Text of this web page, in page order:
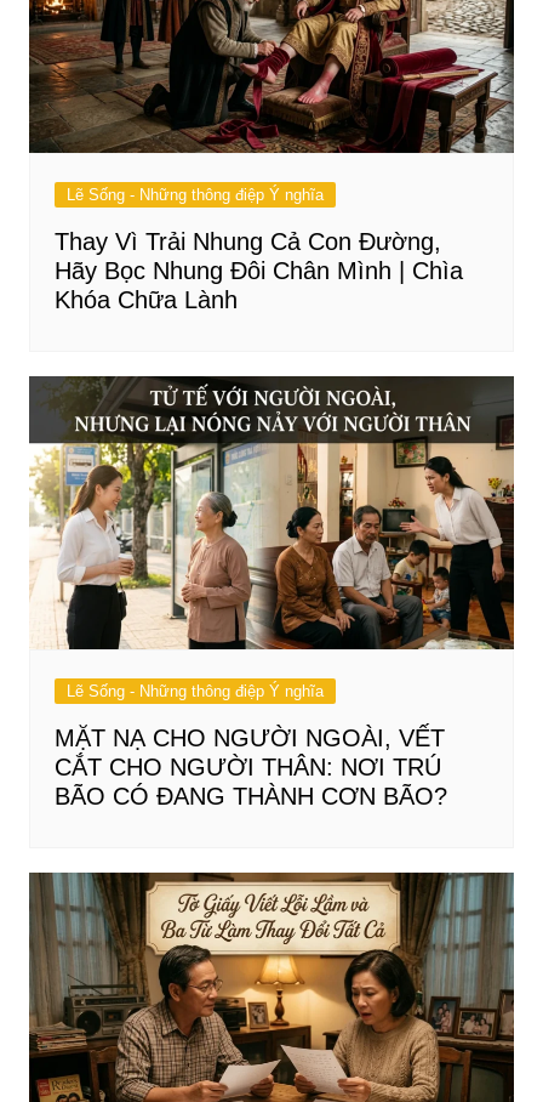
Lẽ Sống - Những thông điệp Ý nghĩa
Thay Vì Trải Nhung Cả Con Đường,
Hãy Bọc Nhung Đôi Chân Mình | Chìa
Khóa Chữa Lành
Lẽ Sống - Những thông điệp Ý nghĩa
MẶT NẠ CHO NGƯỜI NGOÀI, VẾT
CẮT CHO NGƯỜI THÂN: NƠI TRÚ
BÃO CÓ ĐANG THÀNH CƠN BÃO?